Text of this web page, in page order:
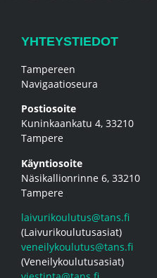
YHTEYSTIEDOT
Tampereen
Navigaatioseura
Postiosoite
Kuninkaankatu 4, 33210
Tampere
Käyntiosoite
Näsikallionrinne 6, 33210
Tampere
laivurikoulutus@tans.fi
(Laivurikoulutusasiat)
veneilykoulutus@tans.fi
(Veneilykoulutusasiat)